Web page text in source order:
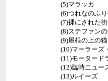
(5)マラッカ
(6)つれなのふ
(7)裸にされた街
(8)ステファン
(9)屋根の上の猫
(10)マーラーズ
(11)モータード
(12)臨時ニュー
(13)ルイーズ